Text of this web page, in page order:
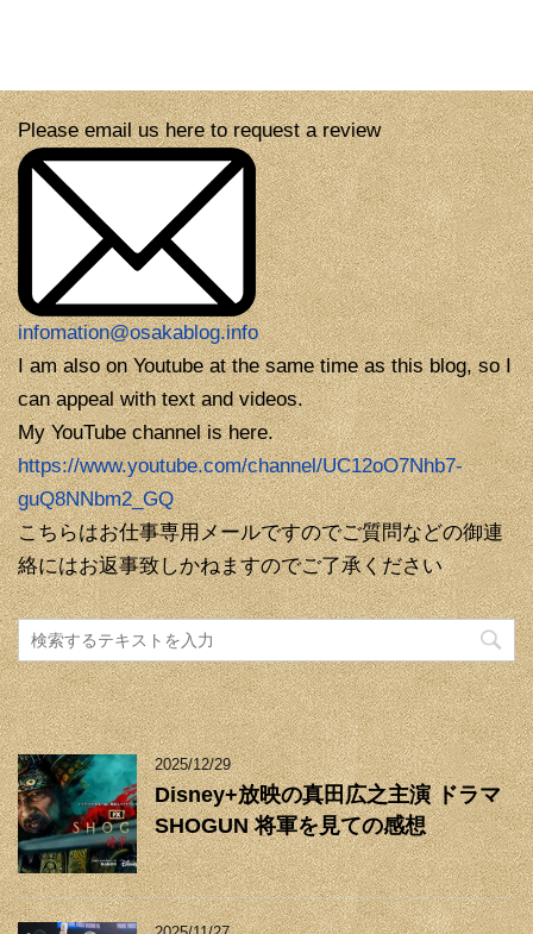
Please email us here to request a review
infomation@osakablog.info
I am also on Youtube at the same time as this blog, so I
can appeal with text and videos.
My YouTube channel is here.
https://www.youtube.com/channel/UC12oO7Nhb7-
guQ8NNbm2_GQ
こちらはお仕事専用メールですのでご質問などの御連
絡にはお返事致しかねますのでご了承ください
2025/12/29
Disney+放映の真田広之主演 ドラマ
SHOGUN 将軍を見ての感想